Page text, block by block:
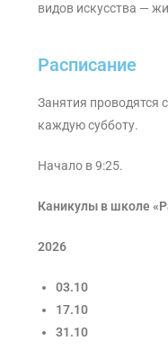
видов искусства —
Расписание
Занятия проводятся
каждую субботу.
Начало в 9:25.
Каникулы в школе
2026
03.10
17.10
31.10